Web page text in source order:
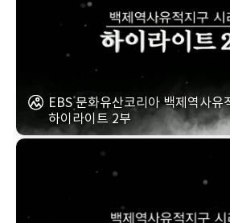
EBS 문화유산코리아 백제역사유
하이라이트 2부